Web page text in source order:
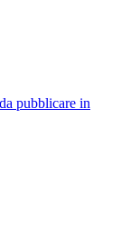
pubblicare in